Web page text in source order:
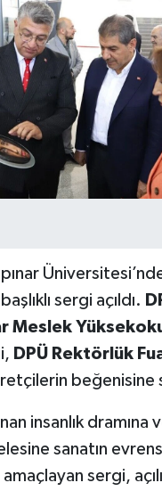
başlıklı sergi açıldı.
Meslek
DPÜ Rektörlük
beğenisine
insanlık dramına
sanatın
sergi,